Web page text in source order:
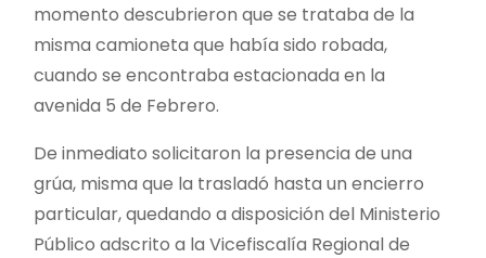
momento descubrieron que se trataba de la
misma camioneta que había sido robada,
cuando se encontraba estacionada en la
avenida 5 de Febrero.
De inmediato solicitaron la presencia de una
grúa, misma que la trasladó hasta un encierro
particular, quedando a disposición del Ministerio
Público adscrito a la Vicefiscalía Regional de